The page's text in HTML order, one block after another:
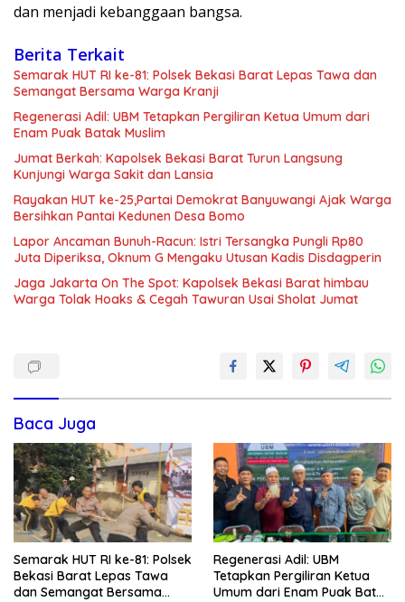
dan menjadi kebanggaan bangsa.
Berita Terkait
Semarak HUT RI ke-81: Polsek Bekasi Barat Lepas Tawa dan
Semangat Bersama Warga Kranji
Regenerasi Adil: UBM Tetapkan Pergiliran Ketua Umum dari
Enam Puak Batak Muslim
Jumat Berkah: Kapolsek Bekasi Barat Turun Langsung
Kunjungi Warga Sakit dan Lansia
Rayakan HUT ke-25,Partai Demokrat Banyuwangi Ajak Warga
Bersihkan Pantai Kedunen Desa Bomo
Lapor Ancaman Bunuh-Racun: Istri Tersangka Pungli Rp80
Juta Diperiksa, Oknum G Mengaku Utusan Kadis Disdagperin
Jaga Jakarta On The Spot: Kapolsek Bekasi Barat himbau
Warga Tolak Hoaks & Cegah Tawuran Usai Sholat Jumat
Baca Juga
Semarak HUT RI ke-81: Polsek
Bekasi Barat Lepas Tawa
dan Semangat Bersama
Regenerasi Adil: UBM
Tetapkan Pergiliran Ketua
Umum dari Enam Puak Batak